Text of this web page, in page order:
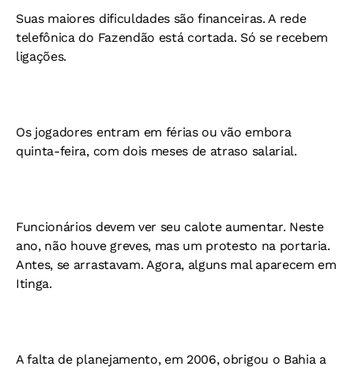
Suas maiores dificuldades são financeiras. A rede
telefônica do Fazendão está cortada. Só se recebem
ligações.
Os jogadores entram em férias ou vão embora
quinta-feira, com dois meses de atraso salarial.
Funcionários devem ver seu calote aumentar. Neste
ano, não houve greves, mas um protesto na portaria.
Antes, se arrastavam. Agora, alguns mal aparecem em
Itinga.
A falta de planejamento, em 2006, obrigou o Bahia a